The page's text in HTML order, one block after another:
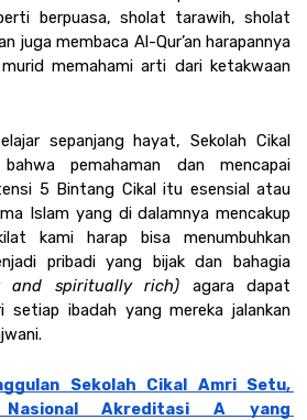
berpuasa, sholat tarawih, sholat
juga membaca Al-Qur’an harapannya
memahami arti dari ketakwaan
sepanjang hayat, Sekolah Cikal
pemahaman dan mencapai
5 Bintang Cikal itu esensial atau
Islam yang di dalamnya mencakup
kami harap bisa menumbuhkan
pribadi yang bijak dan bahagia
and spiritually rich) agara dapat
setiap ibadah yang mereka jalankan
Sekolah Cikal Amri Setu,
Nasional Akreditasi A yang